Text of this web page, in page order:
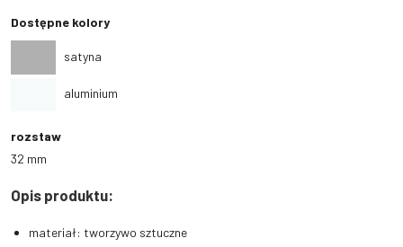
Dostępne kolory
satyna
aluminium
rozstaw
32 mm
Opis produktu:
materiał: tworzywo sztuczne